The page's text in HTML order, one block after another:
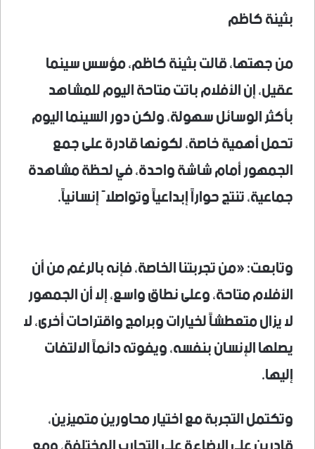
بثينة كاظم
من جهتها، قالت بثينة كاظم، مؤسس سينما
عقيل، إن الأفلام باتت متاحة اليوم للمشاهد
بأكثر الوسائل سهولة، ولكن دور السينما اليوم
تحمل أهمية خاصة، لكونها قادرة على جمع
الجمهور أمام شاشة واحدة، في لحظة مشاهدة
جماعية، تنتج حواراً إبداعياً وتواصلاً إنسانياً.
وتابعت: «من تجربتنا الخاصة، فإنه بالرغم من أن
الأفلام متاحة، وعلى نطاق واسع، إلا أن الجمهور
لا يزال متعطشاً لخيارات وبرامج واقتراحات أخرى، لا
يصلها الإنسان بنفسه، ويفوته دائماً الالتفات
إليها.
وتكتمل التجربة مع اختيار محاورين متميزين،